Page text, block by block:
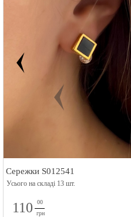
Сережки S012541
Усього на складі 13 шт.
110
00
грн